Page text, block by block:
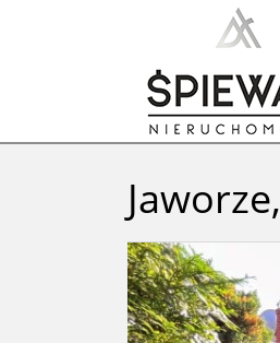
Jaworze,
+
−